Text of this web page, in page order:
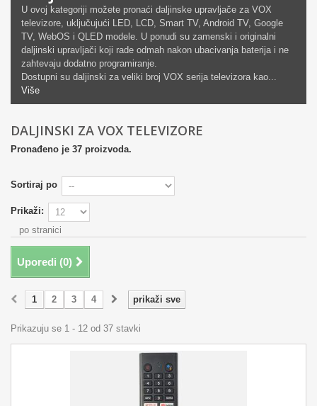
U ovoj kategoriji možete pronaći daljinske upravljače za VOX
televizore, uključujući LED, LCD, Smart TV, Android TV, Google
TV, WebOS i QLED modele. U ponudi su zamenski i originalni
daljinski upravljači koji rade odmah nakon ubacivanja baterija i ne
zahtevaju dodatno programiranje.
Dostupni su daljinski za veliki broj VOX serija televizora kao...
Više
DALJINSKI ZA VOX TELEVIZORE
Pronađeno je 37 proizvoda.
Sortiraj po
Prikaži:
po stranici
Uporedi (0)
prikaži sve
1 2 3 4
Prikazuju se 1 - 12 od 37 stavki